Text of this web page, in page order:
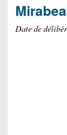
Date de